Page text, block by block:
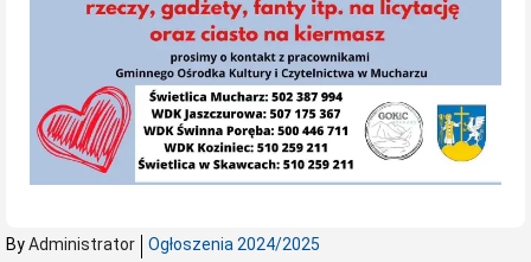
ByAdministrator Ogłoszenia 2024/2025